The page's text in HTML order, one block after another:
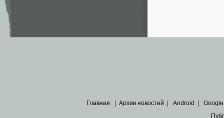
Главная Архив новостей Android Google